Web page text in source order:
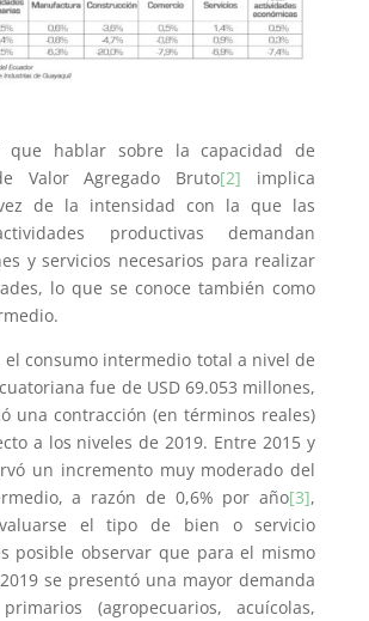
que hablar sobre la capacidad de
Valor Agregado Bruto[2] implica
de la intensidad con la que las
productivas demandan
y servicios necesarios para realizar
lo que se conoce también como
el consumo intermedio total a nivel de
fue de USD 69.053 millones,
una contracción (en términos reales)
a los niveles de 2019. Entre 2015 y
un incremento muy moderado del
a razón de 0,6% por año[3],
el tipo de bien o servicio
posible observar que para el mismo
se presentó una mayor demanda
(agropecuarios, acuícolas,